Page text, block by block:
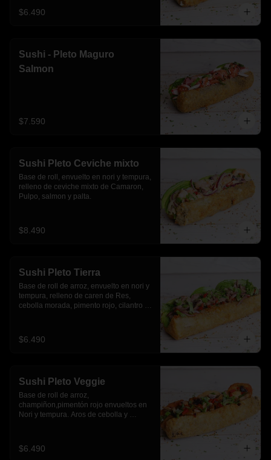
$6.490
Sushi - Pleto Maguro
Salmon
$7.590
Sushi Pleto Ceviche mixto
Base de roll, envuelto en nori y tempura,
relleno de ceviche mixto de Camaron,
Pulpo, salmon y palta.
$8.490
Sushi Pleto Tierra
Base de roll de arroz, envuelto en nori y
tempura, relleno de caren de Res,
cebolla morada, pimento rojo, cilantro y
$6.490
Sushi Pleto Veggie
Base de roll de arroz,
champiñon,pimentón rojo envueltos en
Nori y tempura. Aros de cebolla y
$6.490